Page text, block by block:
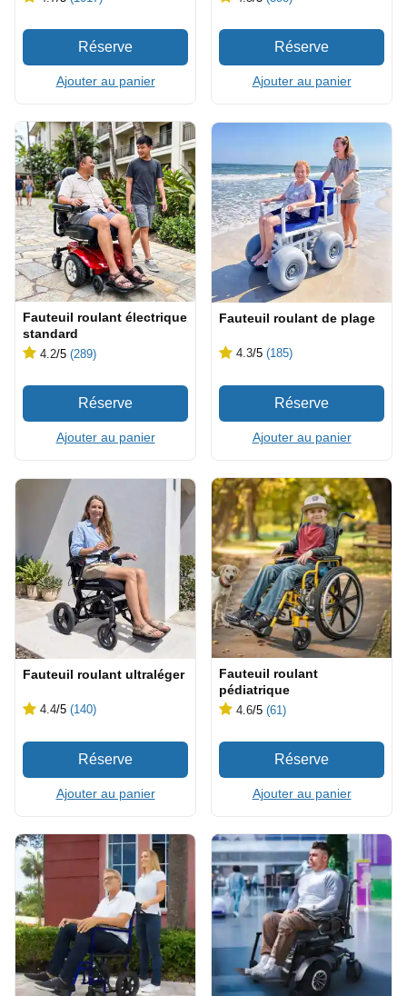
Ajouter au panier Ajouter au panier
Fauteuil roulant électrique
standard
4.2/5 (289)
Ajouter au panier
Fauteuil roulant de plage
4.3/5 (185)
Ajouter au panier
Fauteuil roulant ultraléger
4.4/5 (140)
Ajouter au panier
Fauteuil roulant
pédiatrique
4.6/5 (61)
Ajouter au panier